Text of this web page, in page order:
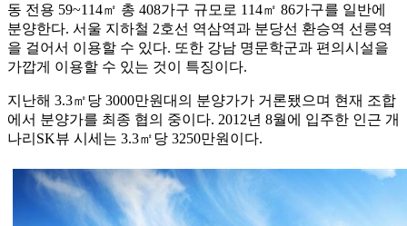
동 전용 59~114㎡ 총 408가구 규모로 114㎡ 86가구를 일반에
분양한다. 서울 지하철 2호선 역삼역과 분당선 환승역 선릉역
을 걸어서 이용할 수 있다. 또한 강남 명문학군과 편의시설을
가깝게 이용할 수 있는 것이 특징이다.
지난해 3.3㎡당 3000만원대의 분양가가 거론됐으며 현재 조합
에서 분양가를 최종 협의 중이다. 2012년 8월에 입주한 인근 개
나리SK뷰 시세는 3.3㎡당 3250만원이다.